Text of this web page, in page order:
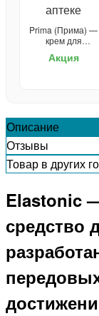
Prima (Прима) —
крем для
Акция
Описание
Отзывы
Товар в других
Elastonic
средство